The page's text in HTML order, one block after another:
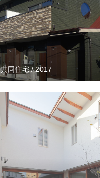
共同住宅 / 2017